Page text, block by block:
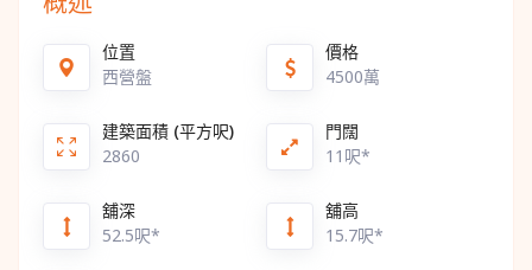
位置
西營盤
價格
4500萬
建築面積 (平方呎)
2860
門闊
11呎*
舖深
52.5呎*
舖高
15.7呎*